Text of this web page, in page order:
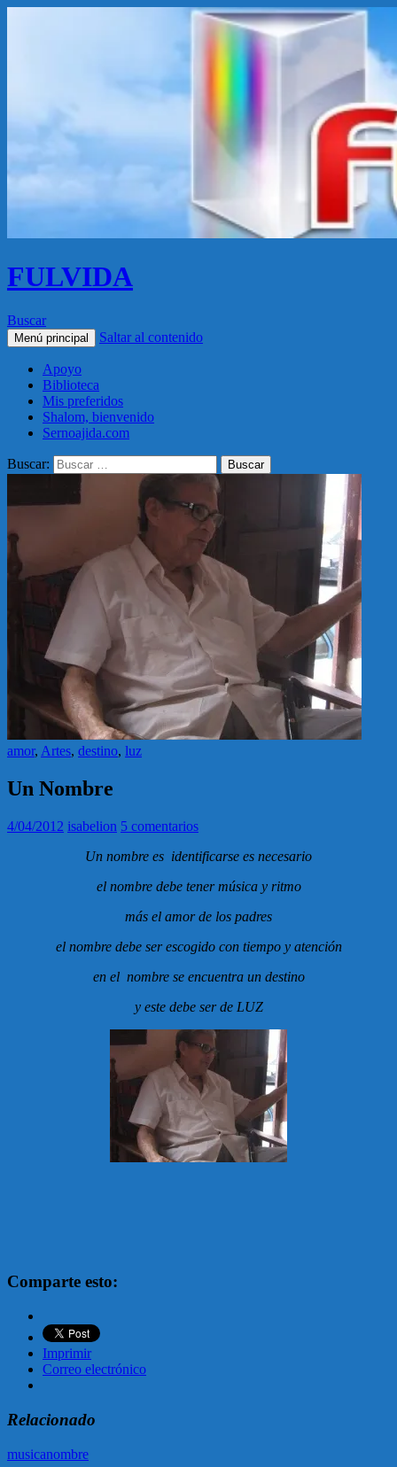
FULVIDA
Buscar
Menú principal Saltar al contenido
Apoyo
Biblioteca
Mis preferidos
Shalom, bienvenido
Sernoajida.com
Buscar:
amor, Artes, destino, luz
Un Nombre
4/04/2012 isabelion 5 comentarios
Un nombre es identificarse es necesario
el nombre debe tener música y ritmo
más el amor de los padres
el nombre debe ser escogido con tiempo y atención
en el nombre se encuentra un destino
y este debe ser de LUZ
Comparte esto:
Imprimir
Correo electrónico
Relacionado
musicanombre